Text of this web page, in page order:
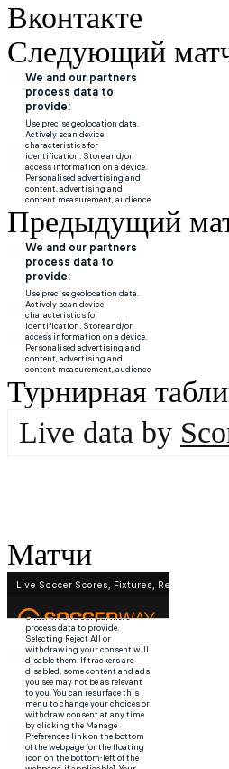
Вконтакте
Следующий
Предыдущий
Турнирная
Live data by
Матчи